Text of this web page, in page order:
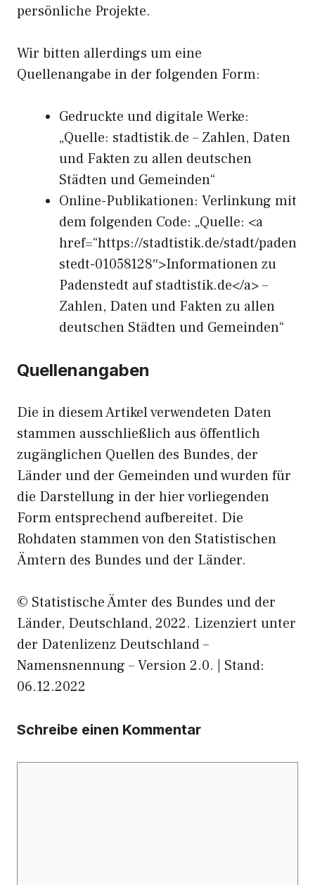
persönliche Projekte.
Wir bitten allerdings um eine
Quellenangabe in der folgenden Form:
Gedruckte und digitale Werke:
„Quelle: stadtistik.de – Zahlen, Daten
und Fakten zu allen deutschen
Städten und Gemeinden“
Online-Publikationen: Verlinkung mit
dem folgenden Code: „Quelle: <a
href=“https://stadtistik.de/stadt/paden
stedt-01058128″>Informationen zu
Padenstedt auf stadtistik.de</a> –
Zahlen, Daten und Fakten zu allen
deutschen Städten und Gemeinden“
Quellenangaben
Die in diesem Artikel verwendeten Daten
stammen ausschließlich aus öffentlich
zugänglichen Quellen des Bundes, der
Länder und der Gemeinden und wurden für
die Darstellung in der hier vorliegenden
Form entsprechend aufbereitet. Die
Rohdaten stammen von den Statistischen
Ämtern des Bundes und der Länder.
© Statistische Ämter des Bundes und der
Länder, Deutschland, 2022. Lizenziert unter
der Datenlizenz Deutschland –
Namensnennung – Version 2.0. | Stand:
06.12.2022
Schreibe einen Kommentar